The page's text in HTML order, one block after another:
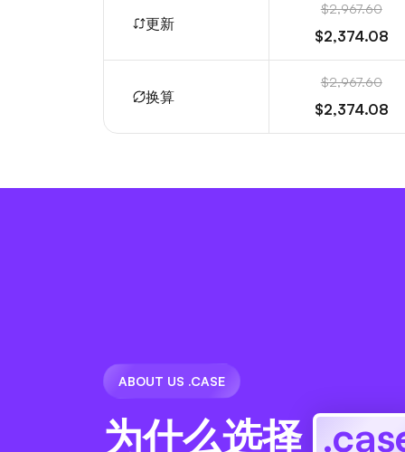
更新
$2,967.60
$2,374.08
换算
$2,967.60
$2,374.08
ABOUT US .CASE
为什么选择